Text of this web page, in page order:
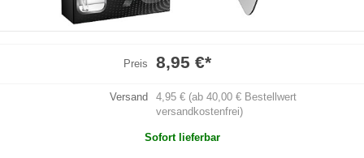
Preis 8,95 €*
Versand
4,95 € (ab 40,00 € Bestellwert
versandkostenfrei)
Sofort lieferbar